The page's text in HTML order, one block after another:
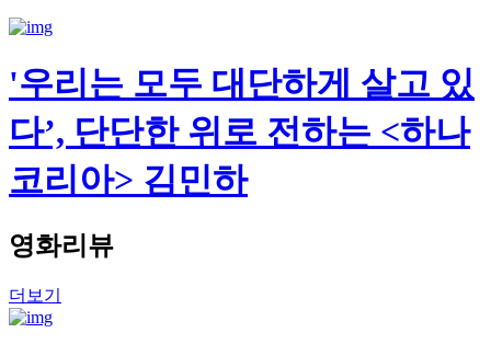
'우리는 모두 대단하게 살고 있
다’, 단단한 위로 전하는 <하나
코리아> 김민하
영화리뷰
더보기